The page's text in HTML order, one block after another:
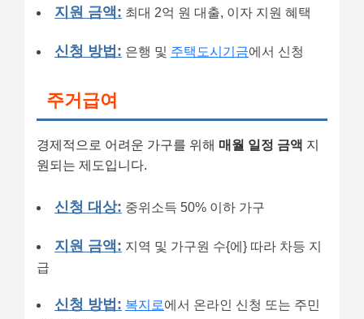
지원 금액: 최대 2억 원 대출, 이자 지원 혜택
신청 방법: 은행 및 주택도시기금에서 신청
주거급여
경제적으로 어려운 가구를 위해 매월 일정 금액 지
원되는 제도입니다.
신청 대상: 중위소득 50% 이하 가구
지원 금액: 지역 및 가구원 수{에} 따라 차등 지
급
신청 방법: 복지로에서 온라인 신청 또는 주민